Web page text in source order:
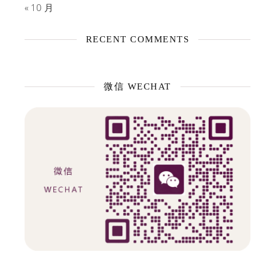
« 10 月
RECENT COMMENTS
微信 WECHAT